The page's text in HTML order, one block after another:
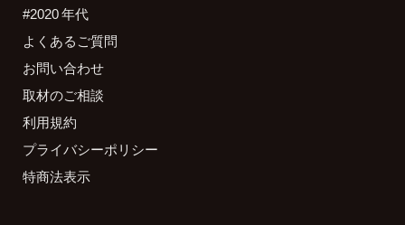
#2020 年代
よくあるご質問
お問い合わせ
取材のご相談
利用規約
プライバシーポリシー
特商法表示